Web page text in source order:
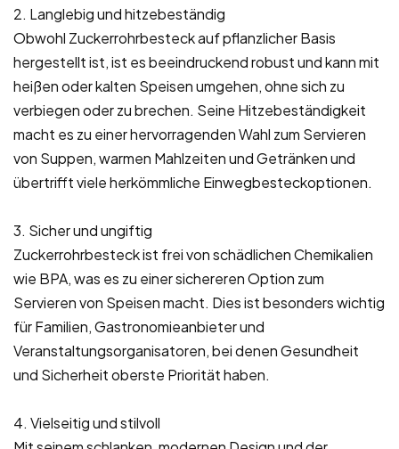
2. Langlebig und hitzebeständig
Obwohl Zuckerrohrbesteck auf pflanzlicher Basis
hergestellt ist, ist es beeindruckend robust und kann mit
heißen oder kalten Speisen umgehen, ohne sich zu
verbiegen oder zu brechen. Seine Hitzebeständigkeit
macht es zu einer hervorragenden Wahl zum Servieren
von Suppen, warmen Mahlzeiten und Getränken und
übertrifft viele herkömmliche Einwegbesteckoptionen.
3. Sicher und ungiftig
Zuckerrohrbesteck ist frei von schädlichen Chemikalien
wie BPA, was es zu einer sichereren Option zum
Servieren von Speisen macht. Dies ist besonders wichtig
für Familien, Gastronomieanbieter und
Veranstaltungsorganisatoren, bei denen Gesundheit
und Sicherheit oberste Priorität haben.
4. Vielseitig und stilvoll